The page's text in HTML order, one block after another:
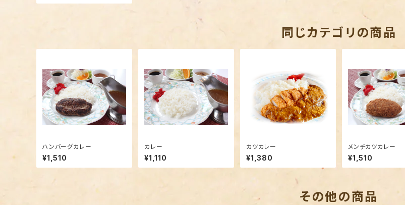
同じカテゴリの商品
ハンバーグカレー
¥1,510
カレー
¥1,110
カツカレー
¥1,380
メンチカツカレー
¥1,510
その他の商品